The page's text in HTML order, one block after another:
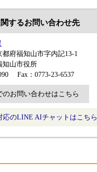
するお問い合わせ先
都府福知山市字内記13-1
知山市役所
Fax：0773-23-6537
のお問い合わせはこちら
応のLINE AIチャットはこちら